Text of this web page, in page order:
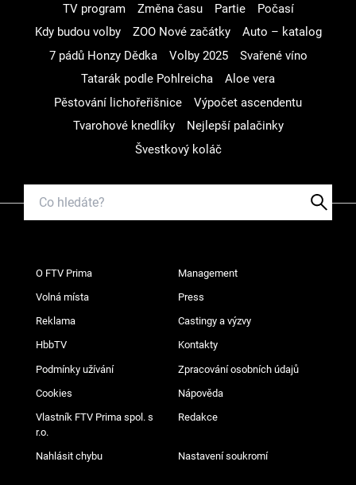
TV program
Změna času Partie
Počasí
Kdy budou volby
ZOO Nové začátky
Auto – katalog
7 pádů Honzy Dědka
Volby 2025
Svařené víno
Tatarák podle Pohlreicha
Aloe vera
Pěstování lichořeřišnice
Výpočet ascendentu
Tvarohové knedlíky
Nejlepší palačinky
Švestkový koláč
O FTV Prima Management
Volná místa Press
Reklama Castingy a výzvy
HbbTV Kontakty
Podmínky užívání Zpracování osobních údajů
Cookies Nápověda
Vlastník FTV Prima spol. s
r.o.
Redakce
Nahlásit chybu Nastavení soukromí